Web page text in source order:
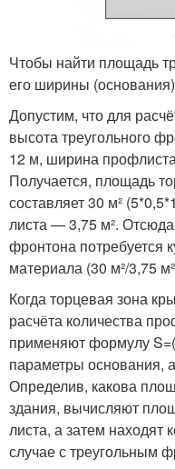
Чтобы найти площадь
его ширины
Допустим, что для
высота треугольного
12 м, ширина
Получается, площадь
составляет 30 м²
листа — 3,75 м².
фронтона потребуется
материала (30 м²/3,75
Когда торцевая зона
расчёта количества
применяют формулу
параметры основания,
Определив, какова
здания, вычисляют
листа, а затем находят
случае с треугольным